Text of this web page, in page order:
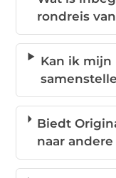
rondreis
Kan ik mijn
Biedt
naar